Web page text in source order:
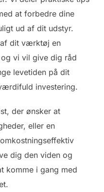
at forbedre dine
ud af dit udstyr.
af dit værktøj en
vi vil give dig råd
levetiden på dit
investering.
der ønsker at
eller en
dig den viden og
komme i gang med